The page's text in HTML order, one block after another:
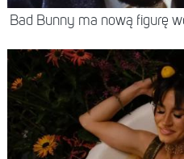
Bad Bunny ma nową figurę